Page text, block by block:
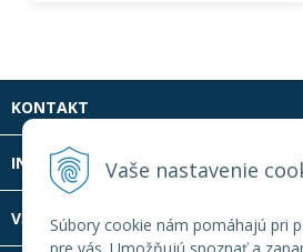
Vaše nastavenie
Súbory cookie nám pomáhajú pri
KONTAKT
INFOLINKA
VŠETKO O NÁKUPE